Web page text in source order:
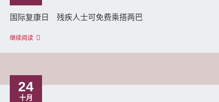
国际复康日 残疾人士可免费乘搭两巴
继续阅读
24
十月